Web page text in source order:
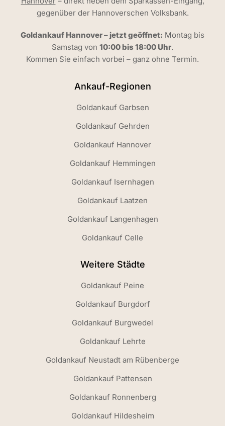
gegenüber der Hannoverschen Volksbank.
Goldankauf Hannover – jetzt geöffnet: Montag bis
Samstag von 10:00 bis 18:00 Uhr.
Kommen Sie einfach vorbei – ganz ohne Termin.
Ankauf-Regionen
Goldankauf Garbsen
Goldankauf Gehrden
Goldankauf Hannover
Goldankauf Hemmingen
Goldankauf Isernhagen
Goldankauf Laatzen
Goldankauf Langenhagen
Goldankauf Celle
Weitere Städte
Goldankauf Peine
Goldankauf Burgdorf
Goldankauf Burgwedel
Goldankauf Lehrte
Goldankauf Neustadt am Rübenberge
Goldankauf Pattensen
Goldankauf Ronnenberg
Goldankauf Hildesheim